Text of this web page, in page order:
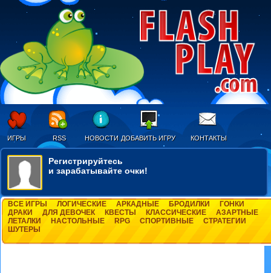
ИГРЫ RSS НОВОСТИ ДОБАВИТЬ ИГРУ КОНТАКТЫ
Регистрируйтесь
и зарабатывайте очки!
ВСЕ ИГРЫ ЛОГИЧЕСКИЕ АРКАДНЫЕ БРОДИЛКИ
ГОНКИ
ДРАКИ
ДЛЯ ДЕВОЧЕК КВЕСТЫ КЛАССИЧЕСКИЕ
АЗАРТНЫЕ
ЛЕТАЛКИ
НАСТОЛЬНЫЕ RPG СПОРТИВНЫЕ
СТРАТЕГИИ
ШУТЕРЫ